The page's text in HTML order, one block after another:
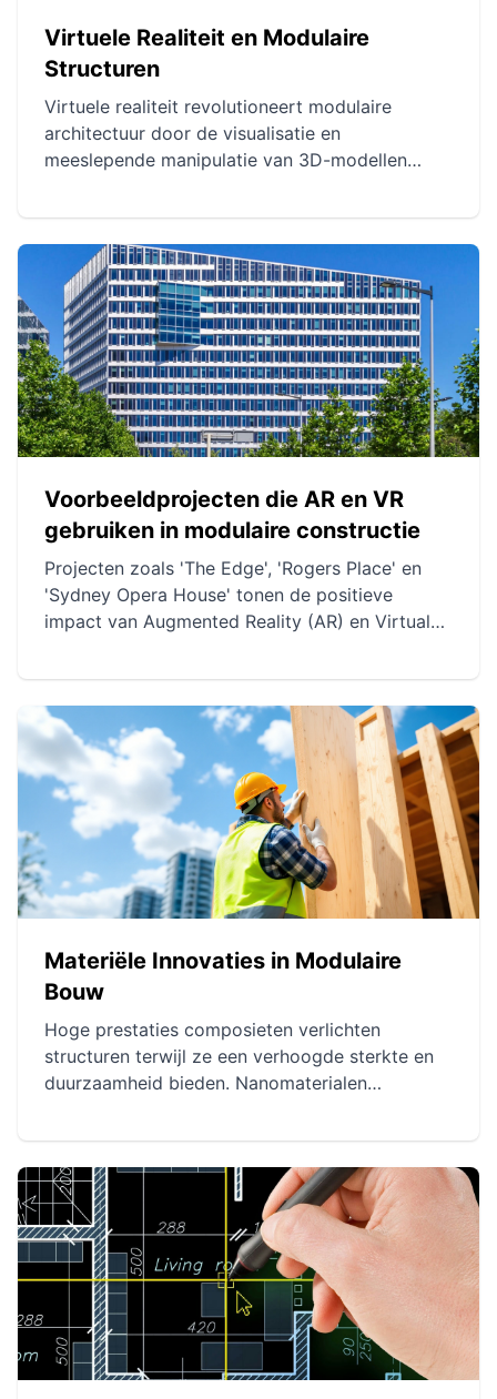
Virtuele Realiteit en Modulaire
Structuren
Virtuele realiteit revolutioneert modulaire
architectuur door de visualisatie en
meeslepende manipulatie van 3D-modellen
begrip van architecturale projecten en verbetert
de communicatie tussen ontwerpers en klanten.
Het optimaliseert de planning van modulaire
projecten voor een duurzamer en efficiënter
beheer.
Voorbeeldprojecten die AR en VR
gebruiken in modulaire constructie
Projecten zoals 'The Edge', 'Rogers Place' en
'Sydney Opera House' tonen de positieve
impact van Augmented Reality (AR) en Virtual
technologieën verbeteren de precisie, planning
en samenwerking, terwijl ze de kosten en
doorlooptijden verminderen. Ze maken ook het
behoud van architectonische integriteit
mogelijk, terwijl ze de bouw- en
renovatieprocessen moderniseren.
Materiële Innovaties in Modulaire
Bouw
Hoge prestaties composieten verlichten
structuren terwijl ze een verhoogde sterkte en
duurzaamheid bieden. Nanomaterialen
van gebouwen door hun koolstofvoetafdruk te
verminderen. Slimme materialen maken het
mogelijk adaptieve en interactieve structuren te
creëren, die het comfort en de veiligheid
optimaliseren.